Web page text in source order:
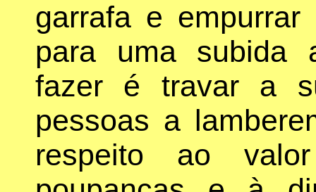
garrafa e
para uma subida
fazer é travar a
pessoas a
respeito ao